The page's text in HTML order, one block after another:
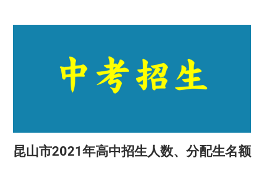
昆山市2021年高中招生人数、分配生名额